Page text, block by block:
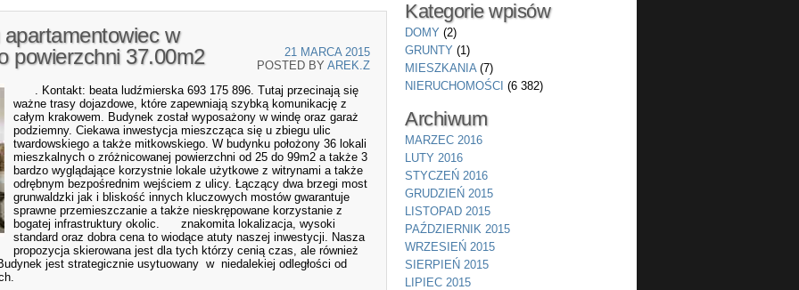
w
powierzchni 37.00m2
21 MARCA 2015
POSTED BY AREK.Z
. Kontakt: beata ludźmierska 693 175 896. Tutaj przecinają się
ważne trasy dojazdowe, które zapewniają szybką komunikację z
całym krakowem. Budynek został wyposażony w windę oraz garaż
podziemny. Ciekawa inwestycja mieszcząca się u zbiegu ulic
twardowskiego a także mitkowskiego. W budynku położony 36 lokali
mieszkalnych o zróżnicowanej powierzchni od 25 do 99m2 a także 3
bardzo wyglądające korzystnie lokale użytkowe z witrynami a także
odrębnym bezpośrednim wejściem z ulicy. Łączący dwa brzegi most
grunwaldzki jak i bliskość innych kluczowych mostów gwarantuje
sprawne przemieszczanie a także nieskrępowane korzystanie z
bogatej infrastruktury okolic. znakomita lokalizacja, wysoki
standard oraz dobra cena to wiodące atuty naszej inwestycji. Nasza
propozycja skierowana jest dla tych którzy cenią czas, ale również
jest strategicznie usytuowany w niedalekiej odległości od
Kategorie wpisów
DOMY (2)
GRUNTY (1)
MIESZKANIA(7)
NIERUCHOMOŚCI (6 382)
Archiwum
MARZEC 2016
LUTY 2016
STYCZEŃ 2016
GRUDZIEŃ 2015
LISTOPAD 2015
PAŹDZIERNIK 2015
WRZESIEŃ 2015
SIERPIEŃ 2015
LIPIEC 2015